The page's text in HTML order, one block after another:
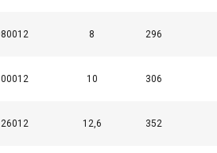
8 296
10 306
12,6 352